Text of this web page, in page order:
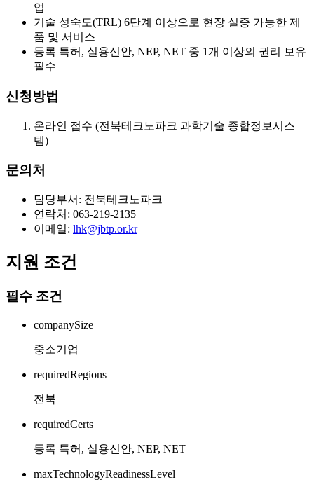
업
기술 성숙도(TRL) 6단계 이상으로 현장 실증 가능한 제
품 및 서비스
등록 특허, 실용신안, NEP, NET 중 1개 이상의 권리 보유
필수
신청방법
온라인 접수 (전북테크노파크 과학기술 종합정보시스
템)
문의처
담당부서: 전북테크노파크
연락처: 063-219-2135
이메일: lhk@jbtp.or.kr
지원 조건
필수 조건
companySize
중소기업
requiredRegions
전북
requiredCerts
등록 특허, 실용신안, NEP, NET
maxTechnologyReadinessLevel